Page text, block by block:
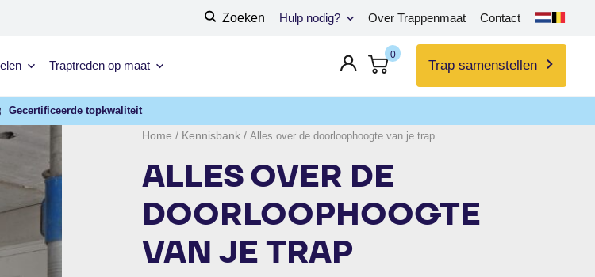
Zoeken Hulp nodig? Over Trappenmaat Contact
Traptreden op maat
0
Trap samenstellen
Gecertificeerde topkwaliteit
Home / Kennisbank / Alles over de doorloophoogte van je trap
ALLES OVER DE
DOORLOOPHOOGTE
VAN JE TRAP